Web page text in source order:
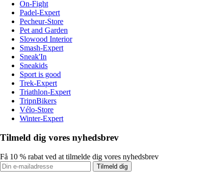
On-Fight
Padel-Expert
Pecheur-Store
Pet and Garden
Slowood Interior
Smash-Expert
Sneak'In
Sneakids
Sport is good
Trek-Expert
Triathlon-Expert
TripnBikers
Vélo-Store
Winter-Expert
Tilmeld dig vores nyhedsbrev
Få 10 % rabat ved at tilmelde dig vores nyhedsbrev
Tilmeld dig